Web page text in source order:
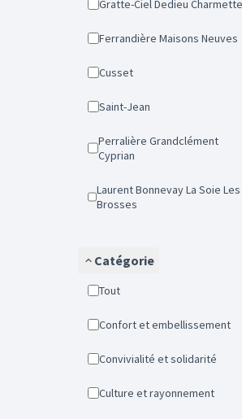
Gratte-Ciel Dedieu
Ferrandière Maisons Neuves
Cusset
Saint-Jean
Perralière Grandclément
Cyprian
Laurent Bonnevay La Soie Les
Brosses
Catégorie
Tout
Confort et embellissement
Convivialité et solidarité
Culture et rayonnement